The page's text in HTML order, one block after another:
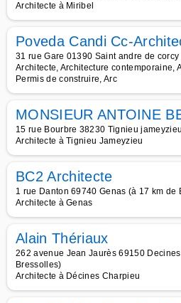
Architecte à Miribel
Poveda Candi Cc-
31 rue Gare 01390 Saint andre de
Architecte, Architecture contemporaine,
Permis de construire, Arc
MONSIEUR ANTOINE
15 rue Bourbre 38230 Tignieu
Architecte à Tignieu Jameyzieu
BC2 Architecte
1 rue Danton 69740 Genas (à 17 km de
Architecte à Genas
Alain Thériaux
262 avenue Jean Jaurès 69150
Bressolles)
Architecte à Décines Charpieu